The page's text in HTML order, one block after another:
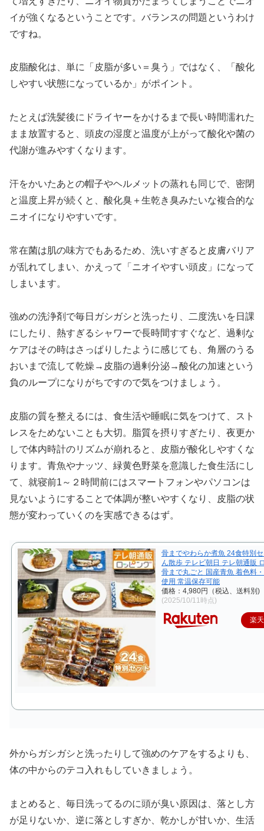
イが強くなるということです。バランスの問題というわけ
ですね。
皮脂酸化は、単に「皮脂が多い＝臭う」ではなく、「酸化
しやすい状態になっているか」がポイント。
たとえば洗髪後にドライヤーをかけるまで長い時間濡れた
まま放置すると、頭皮の湿度と温度が上がって酸化や菌の
代謝が進みやすくなります。
汗をかいたあとの帽子やヘルメットの蒸れも同じで、密閉
と温度上昇が続くと、酸化臭＋生乾き臭みたいな複合的な
ニオイになりやすいです。
常在菌は肌の味方でもあるため、洗いすぎると皮膚バリア
が乱れてしまい、かえって「ニオイやすい頭皮」になって
しまいます。
強めの洗浄剤で毎日ガシガシと洗ったり、二度洗いを日課
にしたり、熱すぎるシャワーで長時間すすぐなど、過剰な
ケアはその時はさっぱりしたように感じても、角層のうる
おいまで流して乾燥→皮脂の過剰分泌→酸化の加速という
負のループになりがちですので気をつけましょう。
皮脂の質を整えるには、食生活や睡眠に気をつけて、スト
レスをためないことも大切。脂質を摂りすぎたり、夜更か
しで体内時計のリズムが崩れると、皮脂が酸化しやすくな
ります。青魚やナッツ、緑黄色野菜を意識した食生活にし
て、就寝前1～２時間前にはスマートフォンやパソコンは
見ないようにすることで体調が整いやすくなり、皮脂の状
態が変わっていくのを実感できるはず。
骨までやわらか煮魚 24食特別
ん散歩 テレビ朝日 テレ朝通販
骨まで丸ごと 国産青魚 着色料
使用 常温保存可能
価格：4,980円（税込、送料別)
(2025/10/11時点)
楽
外からガシガシと洗ったりして強めのケアをするよりも、
体の中からのテコ入れもしていきましょう。
まとめると、毎日洗ってるのに頭が臭い原因は、落とし方
が足りないか、逆に落としすぎか、乾かしが甘いか、生活